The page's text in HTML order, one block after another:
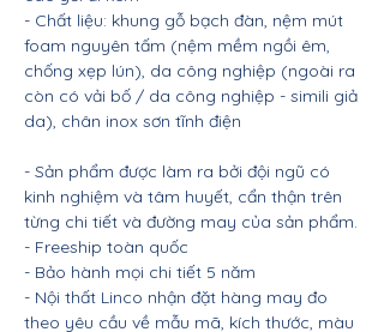
- Chất liệu: khung gỗ bạch đàn, nệm mút
foam nguyên tấm (nệm mềm ngồi êm,
chống xẹp lún), da công nghiệp (ngoài ra
còn có vải bố / da công nghiệp - simili giả
da), chân inox sơn tĩnh điện
- Sản phẩm được làm ra bởi đội ngũ có
kinh nghiệm và tâm huyết, cẩn thận trên
từng chi tiết và đường may của sản phẩm.
- Freeship toàn quốc
- Bảo hành mọi chi tiết 5 năm
- Nội thất Linco nhận đặt hàng may đo
theo yêu cầu về mẫu mã, kích thước, màu